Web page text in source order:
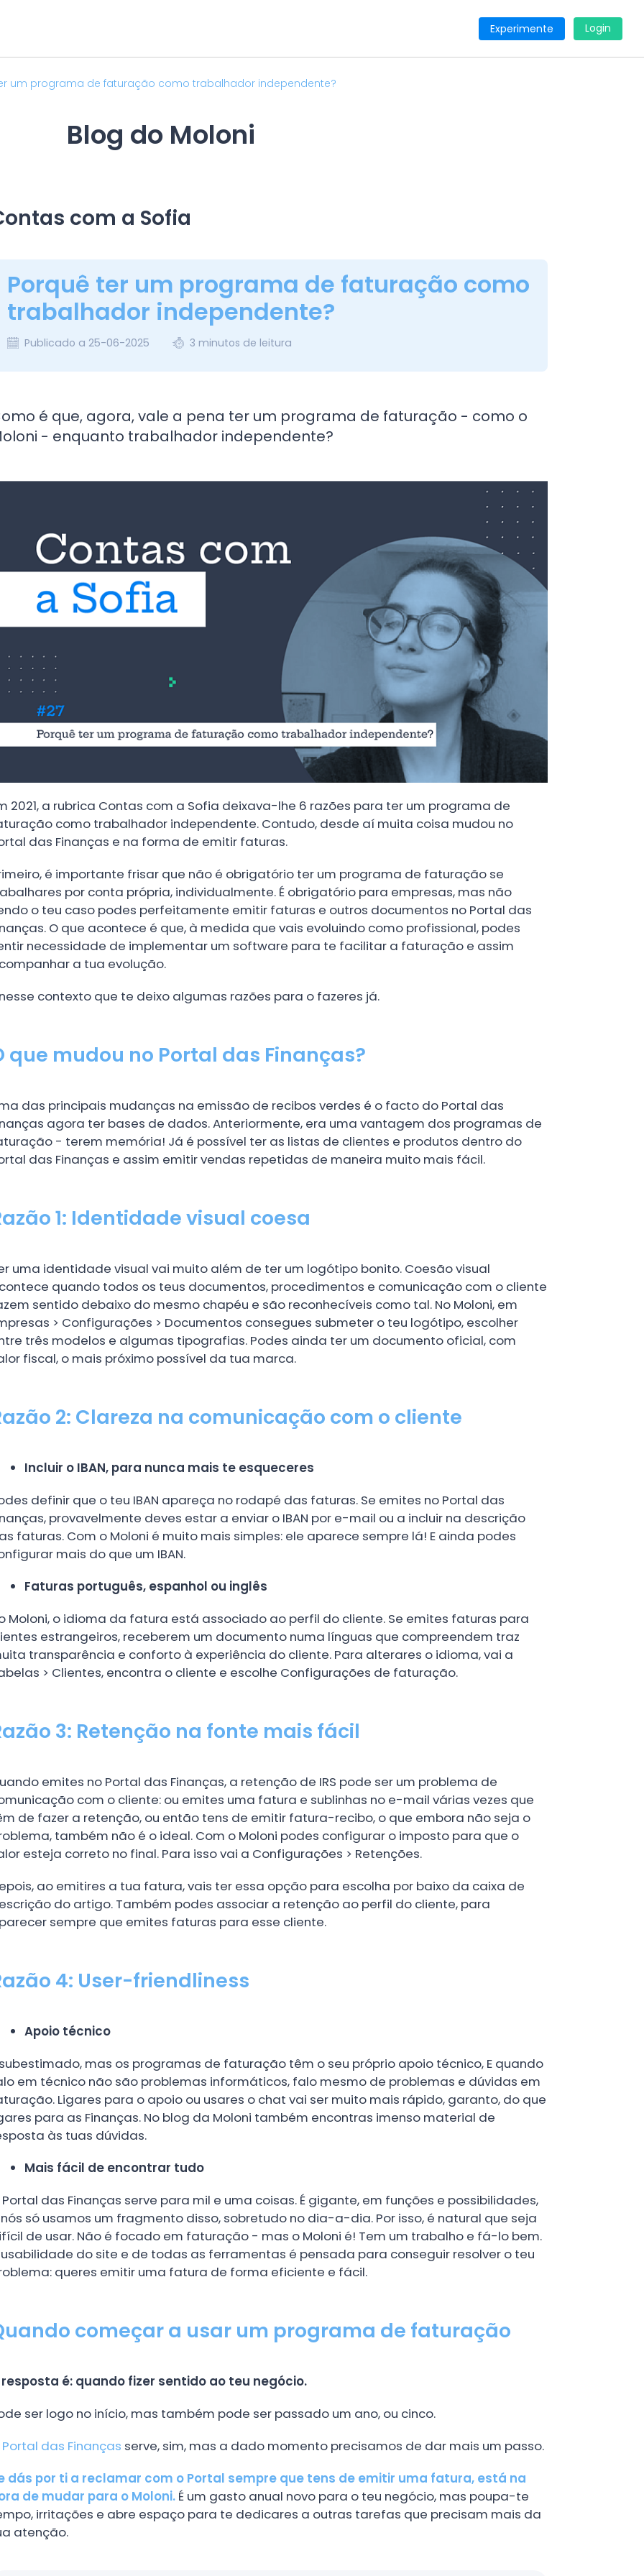
Experimente Login
um programa de faturação como trabalhador independente?
Blog do Moloni
com a Sofia
Porquê ter um programa de faturação como
trabalhador independente?
Publicado a 25-06-2025 3 minutos de leitura
é que, agora, vale a pena ter um programa de faturação - como o
- enquanto trabalhador independente?
2021, a rubrica Contas com a Sofia deixava-lhe 6 razões para ter um programa de
como trabalhador independente. Contudo, desde aí muita coisa mudou no
das Finanças e na forma de emitir faturas.
é importante frisar que não é obrigatório ter um programa de faturação se
por conta própria, individualmente. É obrigatório para empresas, mas não
o teu caso podes perfeitamente emitir faturas e outros documentos no Portal das
O que acontece é que, à medida que vais evoluindo como profissional, podes
necessidade de implementar um software para te facilitar a faturação e assim
a tua evolução.
nesse contexto que te deixo algumas razões para o fazeres já.
que mudou no Portal das Finanças?
das principais mudanças na emissão de recibos verdes é o facto do Portal das
agora ter bases de dados. Anteriormente, era uma vantagem dos programas de
- terem memória! Já é possível ter as listas de clientes e produtos dentro do
das Finanças e assim emitir vendas repetidas de maneira muito mais fácil.
1: Identidade visual coesa
uma identidade visual vai muito além de ter um logótipo bonito. Coesão visual
quando todos os teus documentos, procedimentos e comunicação com o cliente
sentido debaixo do mesmo chapéu e são reconhecíveis como tal. No Moloni, em
> Configurações > Documentos consegues submeter o teu logótipo, escolher
três modelos e algumas tipografias. Podes ainda ter um documento oficial, com
fiscal, o mais próximo possível da tua marca.
2: Clareza na comunicação com o cliente
Incluir o IBAN, para nunca mais te esqueceres
definir que o teu IBAN apareça no rodapé das faturas. Se emites no Portal das
provavelmente deves estar a enviar o IBAN por e-mail ou a incluir na descrição
faturas. Com o Moloni é muito mais simples: ele aparece sempre lá! E ainda podes
mais do que um IBAN.
Faturas português, espanhol ou inglês
Moloni, o idioma da fatura está associado ao perfil do cliente. Se emites faturas para
estrangeiros, receberem um documento numa línguas que compreendem traz
transparência e conforto à experiência do cliente. Para alterares o idioma, vai a
> Clientes, encontra o cliente e escolhe Configurações de faturação.
3: Retenção na fonte mais fácil
emites no Portal das Finanças, a retenção de IRS pode ser um problema de
com o cliente: ou emites uma fatura e sublinhas no e-mail várias vezes que
de fazer a retenção, ou então tens de emitir fatura-recibo, o que embora não seja o
também não é o ideal. Com o Moloni podes configurar o imposto para que o
esteja correto no final. Para isso vai a Configurações > Retenções.
ao emitires a tua fatura, vais ter essa opção para escolha por baixo da caixa de
do artigo. Também podes associar a retenção ao perfil do cliente, para
sempre que emites faturas para esse cliente.
4: User-friendliness
Apoio técnico
subestimado, mas os programas de faturação têm o seu próprio apoio técnico, E quando
em técnico não são problemas informáticos, falo mesmo de problemas e dúvidas em
Ligares para o apoio ou usares o chat vai ser muito mais rápido, garanto, do que
para as Finanças. No blog da Moloni também encontras imenso material de
às tuas dúvidas.
Mais fácil de encontrar tudo
Portal das Finanças serve para mil e uma coisas. É gigante, em funções e possibilidades,
só usamos um fragmento disso, sobretudo no dia-a-dia. Por isso, é natural que seja
de usar. Não é focado em faturação - mas o Moloni é! Tem um trabalho e fá-lo bem.
usabilidade do site e de todas as ferramentas é pensada para conseguir resolver o teu
queres emitir uma fatura de forma eficiente e fácil.
começar a usar um programa de faturação
resposta é: quando fizer sentido ao teu negócio.
ser logo no início, mas também pode ser passado um ano, ou cinco.
Portal das Finanças serve, sim, mas a dado momento precisamos de dar mais um passo.
dás por ti a reclamar com o Portal sempre que tens de emitir uma fatura, está na
de mudar para o Moloni. É um gasto anual novo para o teu negócio, mas poupa-te
irritações e abre espaço para te dedicares a outras tarefas que precisam mais da
atenção.